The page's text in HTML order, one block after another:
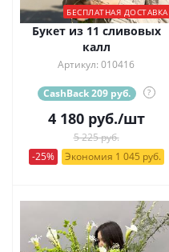
БЕСПЛАТНАЯ ДОСТАВКА
Букет из 11 сливовых
калл
Артикул: 010416
CashBack 209 руб. ?
4 180руб./шт
5 225 руб.
-25%
Экономия 1 045 руб.